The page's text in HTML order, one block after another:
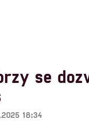
se
18:34